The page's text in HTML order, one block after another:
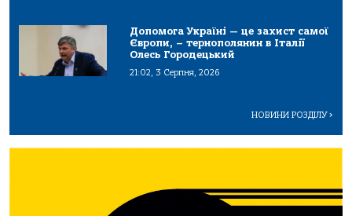
Допомога Україні — це захист самої
Європи, – тернополянин в Італії
Олесь Городецький
21:02, 3 Серпня, 2026
НОВИНИ РОЗДІЛУ>